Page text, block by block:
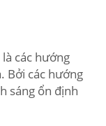
các hướng
Bởi các hướng
sáng ổn định